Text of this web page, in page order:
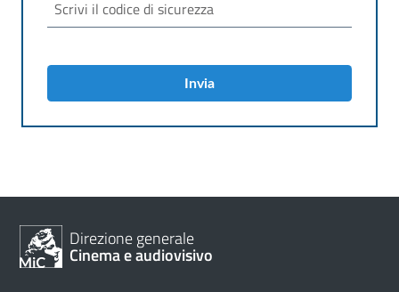
Invia
Direzione generale
Cinema e audiovisivo